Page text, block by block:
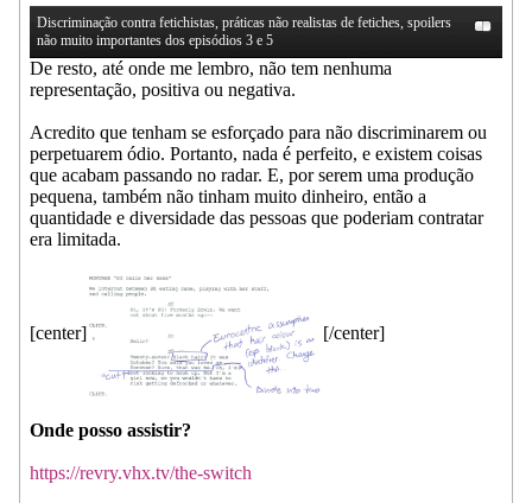
Discriminação contra fetichistas, práticas não realistas de fetiches, spoilers
não muito importantes dos episódios 3 e 5
De resto, até onde me lembro, não tem nenhuma
representação, positiva ou negativa.
Acredito que tenham se esforçado para não discriminarem ou
perpetuarem ódio. Portanto, nada é perfeito, e existem coisas
que acabam passando no radar. E, por serem uma produção
pequena, também não tinham muito dinheiro, então a
quantidade e diversidade das pessoas que poderiam contratar
era limitada.
[center] [/center]
Onde posso assistir?
https://revry.vhx.tv/the-switch